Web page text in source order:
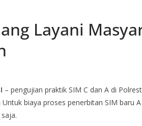
Layani
– pengujian praktik SIM C dan A di
biaya proses penerbitan SIM baru